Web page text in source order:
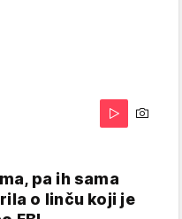
pa ih sama
o linču koji je